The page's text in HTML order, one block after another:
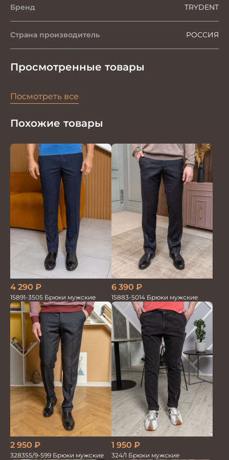
Бренд TRYDENT
Страна производитель РОССИЯ
Просмотренные товары
Посмотреть все
Похожие товары
4 290 ₽
15891-3505 Брюки мужские
6 390 ₽
15883-5014 Брюки мужские
2 950 ₽
328355/9-599 Брюки мужские
1 950 ₽
324/1 Брюки мужские